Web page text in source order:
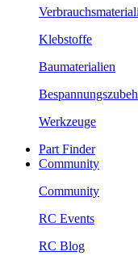
Klebstoffe
Baumaterialien
Werkzeuge
Part Finder
Community
Community
RC Events
RC Blog